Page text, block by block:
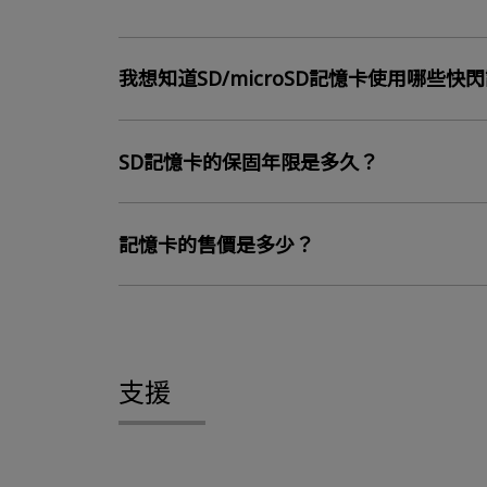
我想知道SD/microSD記憶卡使用哪些快
SD記憶卡的保固年限是多久？
記憶卡的售價是多少？
支援